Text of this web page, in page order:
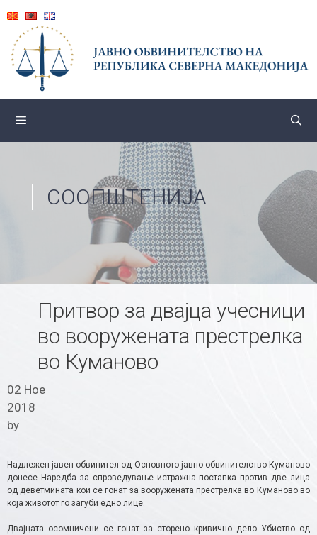
content
СООПШТЕНИЈА
Притвор за двајца учесници
во вооружената престрелка
во Куманово
02 Ное
2018
by
Надлежен јавен обвинител од Основното јавно обвинителство Куманово
донесе Наредба за спроведување истражна постапка против две лица
од деветмината кои се гонат за вооружената престрелка во Куманово во
која животот го загуби едно лице.
Двајцата осомничени се гонат за сторено кривично дело Убиство од